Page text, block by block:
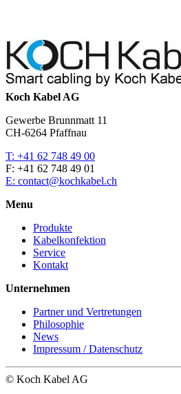
Koch Kabel AG
Gewerbe Brunnmatt 11
CH-6264 Pfaffnau
T: +41 62 748 49 00
F: +41 62 748 49 01
E: contact@kochkabel.ch
Menu
Produkte
Kabelkonfektion
Service
Kontakt
Unternehmen
Partner und Vertretungen
Philosophie
News
Impressum / Datenschutz
© Koch Kabel AG